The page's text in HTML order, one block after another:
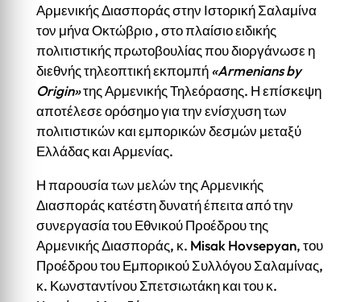
Αρμενικής Διασποράς στην Ιστορική Σαλαμίνα
τον μήνα Οκτώβριο , στο πλαίσιο ειδικής
πολιτιστικής πρωτοβουλίας που διοργάνωσε η
διεθνής τηλεοπτική εκπομπή«Armenians by
Origin»της Αρμενικής Τηλεόρασης. Η επίσκεψη
αποτέλεσε ορόσημο για την ενίσχυση των
πολιτιστικών και εμπορικών δεσμών μεταξύ
Ελλάδας και Αρμενίας.
Η παρουσία των μελών της Αρμενικής
Διασποράς κατέστη δυνατή έπειτα από την
συνεργασία του Εθνικού Προέδρου της
Αρμενικής Διασποράς, κ. Misak Hovsepyan, του
Προέδρου του Εμπορικού Συλλόγου Σαλαμίνας,
κ. Κωνσταντίνου Σπετσιωτάκη και του κ.